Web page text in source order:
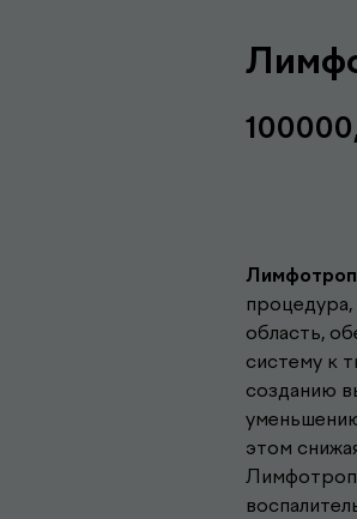
область,
систему к
созданию
этом